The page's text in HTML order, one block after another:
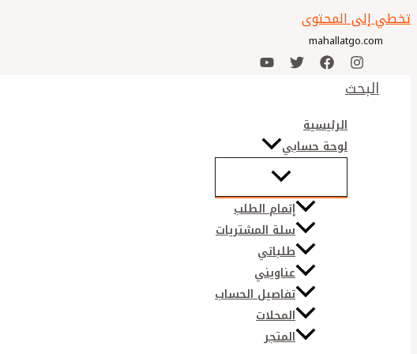
تخطي إلى المحتوى
mahallatgo.com
البحث
الرئيسية
لوحة حسابي
إتمام الطلب
سلة المشتريات
طلباتي
عناويني
تفاصيل الحساب
المحلات
المتجر